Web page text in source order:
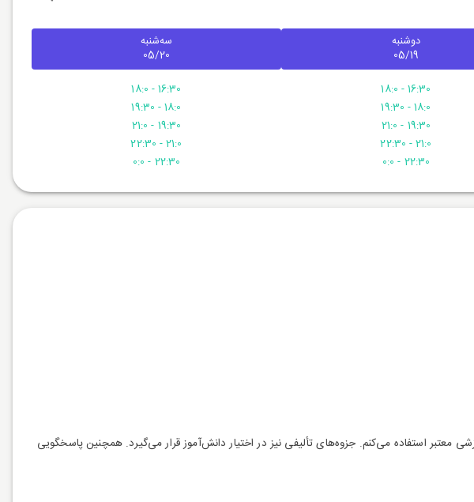
دوشنبه
05/19
16:30 - 18:0
18:0 - 19:30
19:30 - 21:0
21:0 - 22:30
22:30 - 0:0
سه‌شنبه
05/20
16:30 - 18:0
18:0 - 19:30
19:30 - 21:0
21:0 - 22:30
22:30 - 0:0
استفاده می‌کنم. جزوه‌های تألیفی نیز در اختیار دانش‌آموز قرار می‌گیرد. همچنین پاسخگویی